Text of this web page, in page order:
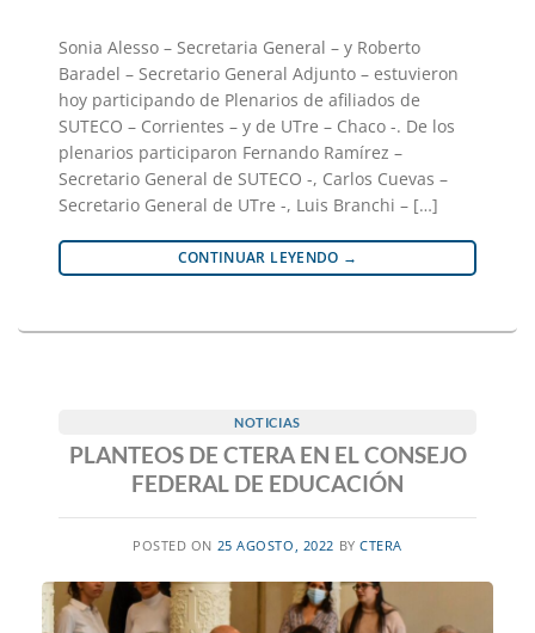
Sonia Alesso – Secretaria General – y Roberto
Baradel – Secretario General Adjunto – estuvieron
hoy participando de Plenarios de afiliados de
SUTECO – Corrientes – y de UTre – Chaco -. De los
plenarios participaron Fernando Ramírez –
Secretario General de SUTECO -, Carlos Cuevas –
Secretario General de UTre -, Luis Branchi – […]
CONTINUAR LEYENDO →
NOTICIAS
PLANTEOS DE CTERA EN EL CONSEJO
FEDERAL DE EDUCACIÓN
POSTED ON 25 AGOSTO, 2022 BYCTERA